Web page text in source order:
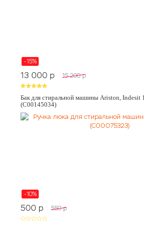
-15%
13 000 p 15 200 p
Бак для стиральной машины Ariston, Indesit
(C00145034)
-10%
500 p 550 p